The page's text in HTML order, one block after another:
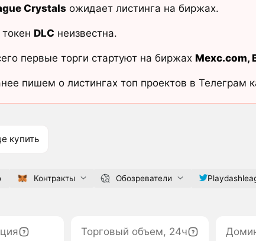
Crystalsожидает листинга на биржах.
DLC неизвестна.
первые торги стартуют на биржах Mexc.com,
пишем о листингах топ проектов в Телеграм
купить
Контракты Обозреватели
Торговый объем, 24ч